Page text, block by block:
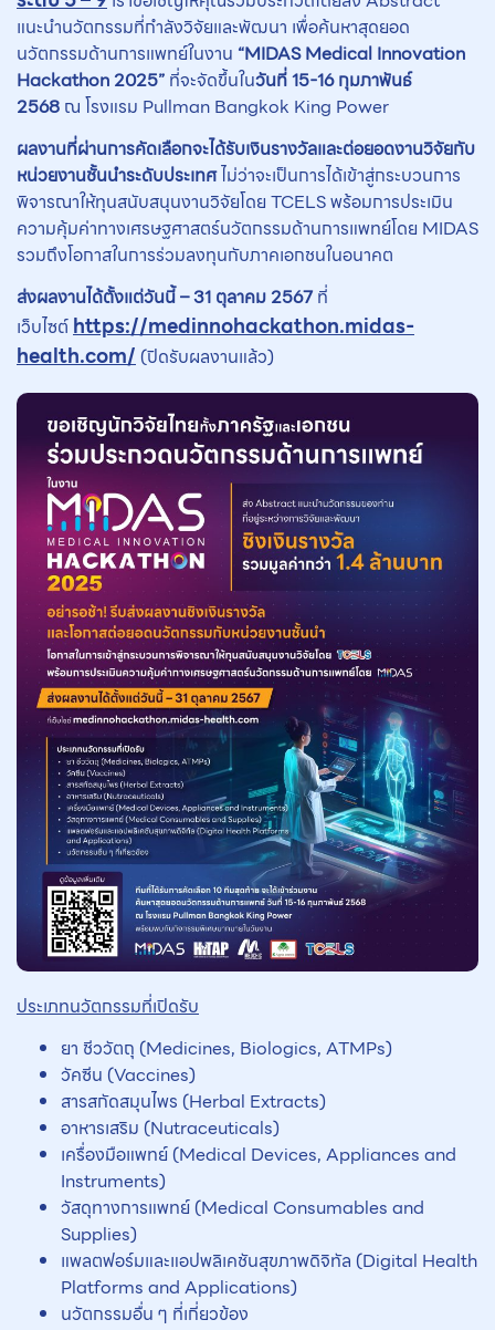
แนะนำนวัตกรรมที่กำลังวิจัยและพัฒนา เพื่อค้นหาสุดยอด
นวัตกรรมด้านการแพทย์ในงาน “MIDAS Medical Innovation
Hackathon 2025” ที่จะจัดขึ้นในวันที่15-16 กุมภาพันธ์
2568 ณ โรงแรม Pullman Bangkok King Power
ผลงานที่ผ่านการคัดเลือกจะได้รับเงินรางวัลและต่อยอดงานวิจัยกับ
หน่วยงานชั้นนำระดับประเทศไม่ว่าจะเป็นการได้เข้าสู่กระบวนการ
พิจารณาให้ทุนสนับสนุนงานวิจัยโดย TCELS พร้อมการประเมิน
ความคุ้มค่าทางเศรษฐศาสตร์นวัตกรรมด้านการแพทย์โดย MIDAS
รวมถึงโอกาสในการร่วมลงทุนกับภาคเอกชนในอนาคต
ส่งผลงานได้ตั้งแต่วันนี้– 31 ตุลาคม 2567 ที่
เว็บไซต์https://medinnohackathon.midas-
health.com/(ปิดรับผลงานแล้ว)
ประเภทนวัตกรรมที่เปิดรับ
ยา ชีววัตถุ (Medicines, Biologics, ATMPs)
วัคซีน (Vaccines)
สารสกัดสมุนไพร (Herbal Extracts)
อาหารเสริม (Nutraceuticals)
เครื่องมือแพทย์ (Medical Devices, Appliances and
Instruments)
วัสดุทางการแพทย์ (Medical Consumables and
Supplies)
แพลตฟอร์มและแอปพลิเคชันสุขภาพดิจิทัล (Digital Health
Platforms and Applications)
นวัตกรรมอื่น ๆ ที่เกี่ยวข้อง